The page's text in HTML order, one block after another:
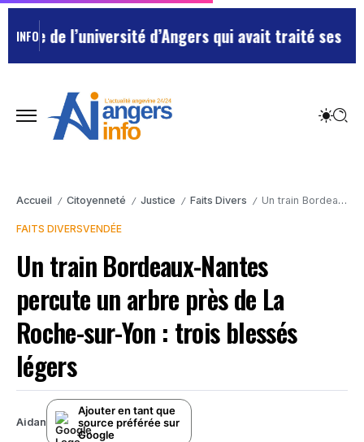
INFO
de l’université d’Angers qui avait traité ses chefs
Accueil / Citoyenneté / Justice / Faits Divers / Un train Bordeaux-Nantes percute un arbre près de La Roche-sur-Yon : trois blessés légers
FAITS DIVERSVENDÉE
Un train Bordeaux-Nantes
percute un arbre près de La
Roche-sur-Yon : trois blessés
légers
Aidan
Ajouter en tant que
source préférée sur
Google